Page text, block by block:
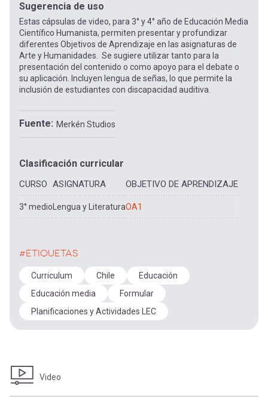
Sugerencia de uso
Estas cápsulas de video, para 3° y 4° año de Educación Media
Científico Humanista, permiten presentar y profundizar
diferentes Objetivos de Aprendizaje en las asignaturas de
Arte y Humanidades. Se sugiere utilizar tanto para la
presentación del contenido o como apoyo para el debate o
su aplicación. Incluyen lengua de señas, lo que permite la
inclusión de estudiantes con discapacidad auditiva.
Fuente Merkén Studios
Clasificación curricular
CURSO ASIGNATURA OBJETIVO DE APRENDIZAJE
3° medio Lengua y LiteraturaOA1
#ETIQUETAS
Curriculum Chile
Educación
Educación media
Formular
Planificaciones y Actividades LEC
Video